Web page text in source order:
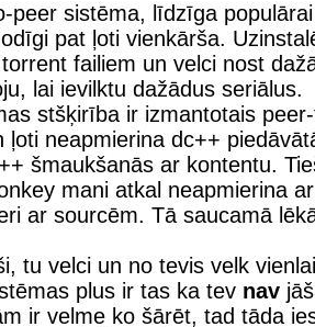
peer sistēma, līdzīga
pat ļoti vienkārša.
failiem un velci nost
lai ievilktu dažādus seriālus.
stšķirība ir izmantotais
ļoti neapmierina dc++
šmaukšanās ar kontentu.
mani atkal neapmierina
ar sourcēm. Tā saucamā
tu velci un no tevis velk
plus ir tas ka tev nav
ir velme ko šārēt, tad tāda